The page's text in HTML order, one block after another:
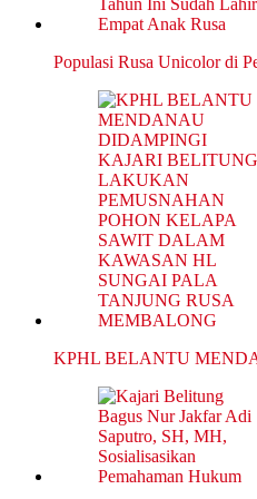
Populasi Rusa Unicolor di
KPHL BELANTU